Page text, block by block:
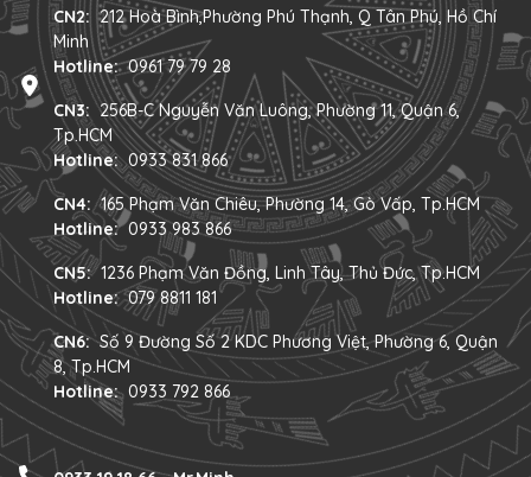
CN2: 212 Hoà Bình,Phường Phú Thạnh, Q Tân Phú, Hồ Chí
Minh
Hotline: 0961 79 79 28
CN3: 256B-C Nguyễn Văn Luông, Phường 11, Quận 6,
Tp.HCM
Hotline: 0933 831 866
CN4: 165 Phạm Văn Chiêu, Phường 14, Gò Vấp, Tp.HCM
Hotline: 0933 983 866
CN5: 1236 Phạm Văn Đồng, Linh Tây, Thủ Đức, Tp.HCM
Hotline: 079 8811 181
CN6: Số 9 Đường Số 2 KDC Phương Việt, Phường 6, Quận
8, Tp.HCM
Hotline: 0933 792 866